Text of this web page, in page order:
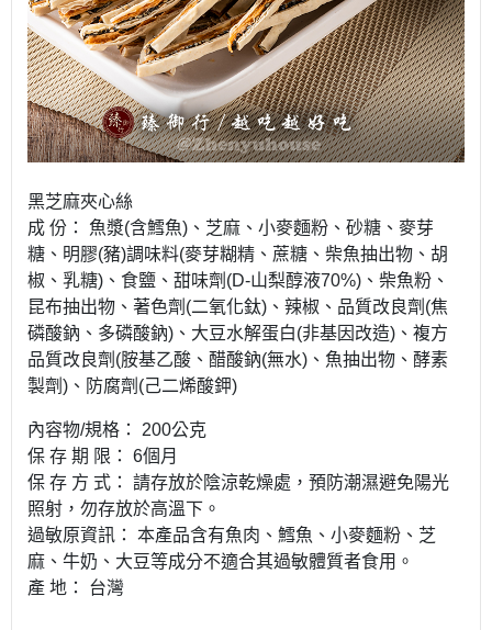
黑芝麻夾心絲
成 份： 魚漿(含鱈魚)、芝麻、小麥麵粉、砂糖、麥芽
糖、明膠(豬)調味料(麥芽糊精、蔗糖、柴魚抽出物、胡
椒、乳糖)、食鹽、甜味劑(D-山梨醇液70%)、柴魚粉、
昆布抽出物、著色劑(二氧化鈦)、辣椒、品質改良劑(焦
磷酸鈉、多磷酸鈉)、大豆水解蛋白(非基因改造)、複方
品質改良劑(胺基乙酸、醋酸鈉(無水)、魚抽出物、酵素
製劑)、防腐劑(己二烯酸鉀)
內容物/規格： 200公克
保 存 期 限： 6個月
保 存 方 式： 請存放於陰涼乾燥處，預防潮濕避免陽光
照射，勿存放於高溫下。
過敏原資訊： 本產品含有魚肉、鱈魚、小麥麵粉、芝
麻、牛奶、大豆等成分不適合其過敏體質者食用。
產 地： 台灣